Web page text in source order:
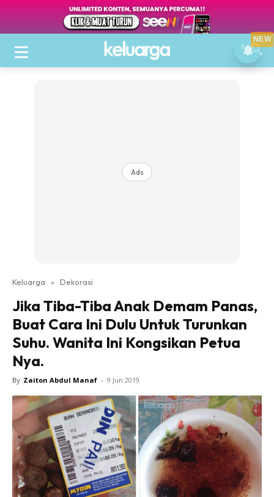
Ads
Keluarga » Dekorasi
Jika Tiba-Tiba Anak Demam Panas,
Buat Cara Ini Dulu Untuk Turunkan
Suhu. Wanita Ini Kongsikan Petua
Nya.
By Zaiton Abdul Manaf - 9 Jun 2019
NEW